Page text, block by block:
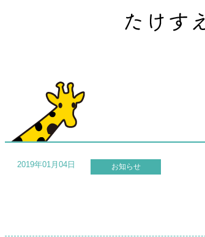
2019年01月04日 お知らせ